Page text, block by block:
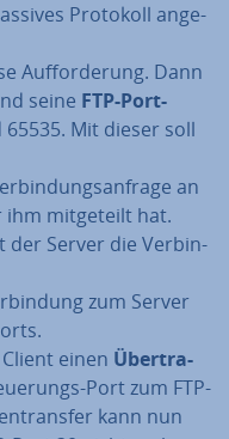
Protokoll an­ge­
Auf­for­de­rung. Dann
seine FTP-Port-
Mit dieser soll
an
ihm mit­ge­teilt hat.
der Server die Ver­bin­
zum Server
einen Über­tra­
Port zum FTP-
kann nun